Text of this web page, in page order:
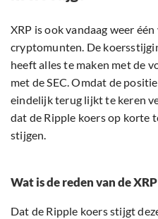
XRP is ook vandaag weer
cryptomunten. De
heeft alles te maken met de
met de SEC. Omdat de
eindelijk terug lijkt te keren
dat de Ripple koers op korte
stijgen.
Wat is de reden van de
Dat de Ripple koers stijgt